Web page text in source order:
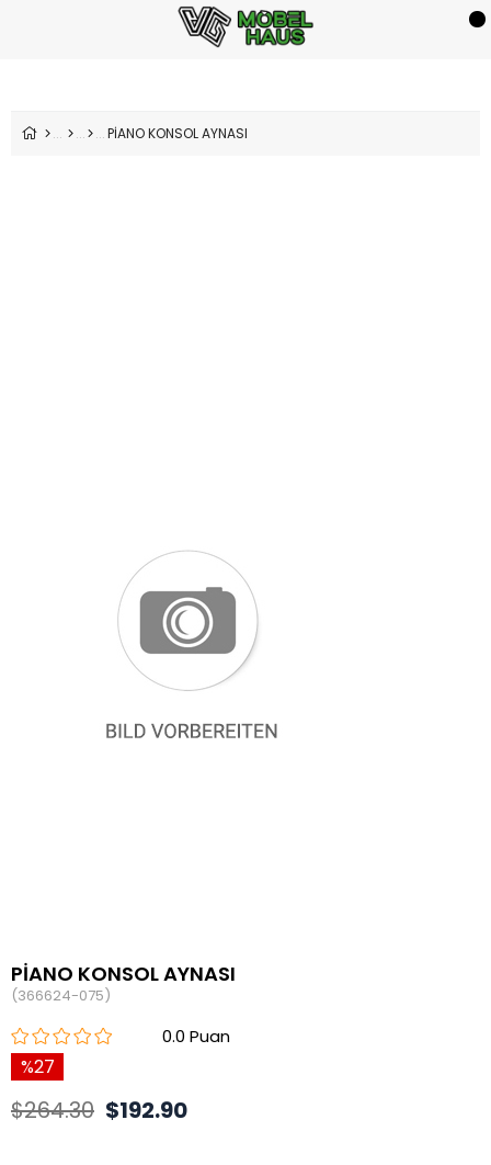
PİANO KONSOL AYNASI
PİANO KONSOL AYNASI
(366624-075)
0.0
27
$264.30 $192.90